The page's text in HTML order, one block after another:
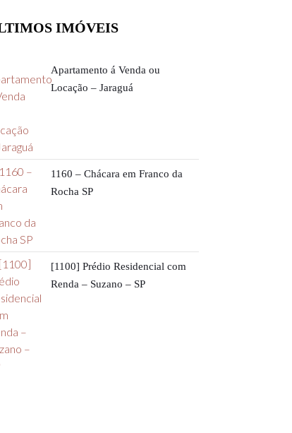
IMÓVEIS
Apartamento á Venda ou
Locação – Jaraguá
1160 – Chácara em Franco da
Rocha SP
[1100] Prédio Residencial com
Renda – Suzano – SP